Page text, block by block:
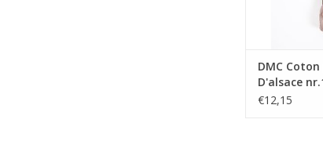
DMC
D'alsace
€12,15